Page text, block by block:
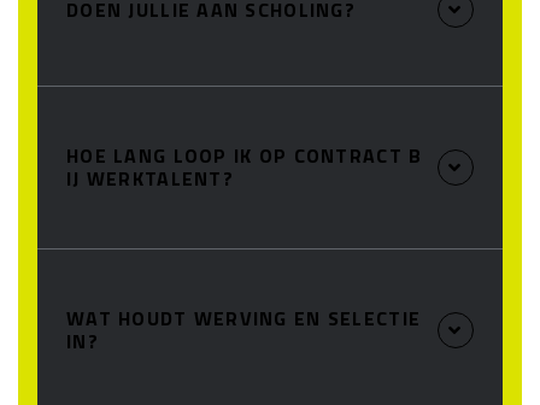
DOEN JULLIE AAN SCHOLING?
HOE LANG LOOP IK OP CONTRACT B
IJ WERKTALENT?
WAT HOUDT WERVING EN SELECTIE
IN?